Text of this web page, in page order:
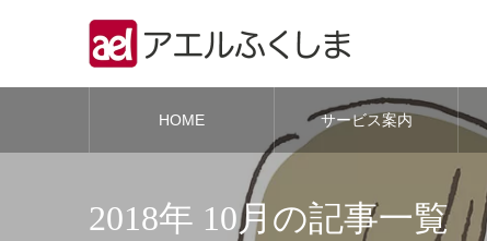
HOME サービス案内
2018年 10月の記事一覧